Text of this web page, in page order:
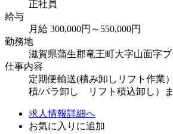
正社員
給与
月給 300,000円～550,000円
勤務地
滋賀県蒲生郡竜王町大字山面字ブ
仕事内容
定期便輸送(積み卸しリフト作業
積/バラ卸し リフト積込卸し）
求人情報詳細へ
お気に入りに追加